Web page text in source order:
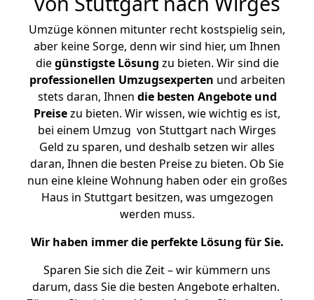
Umzüge können mitunter recht kostspielig sein,
aber keine Sorge, denn wir sind hier, um Ihnen
diegünstigste Lösung zu bieten. Wir sind die
professionellen Umzugsexperten und arbeiten
stets daran, Ihnen die besten Angebote und
Preisezu bieten. Wir wissen, wie wichtig es ist,
bei einem Umzug von Stuttgart nach Wirges
Geld zu sparen, und deshalb setzen wir alles
daran, Ihnen die besten Preise zu bieten. Ob Sie
nun eine kleine Wohnung haben oder ein großes
Haus in Stuttgart besitzen, was umgezogen
werden muss.
Wir haben immer die perfekte Lösung für Sie.
Sparen Sie sich die Zeit – wir kümmern uns
darum, dass Sie die besten Angebote erhalten.